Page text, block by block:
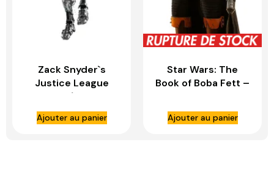
Zack Snyder`s
Justice League
figurine 1/6 Cyborg
– HOT TOYS
Ajouter au panier
Star Wars: The
Book of Boba Fett –
Figure – HOT TOYS
Ajouter au panier